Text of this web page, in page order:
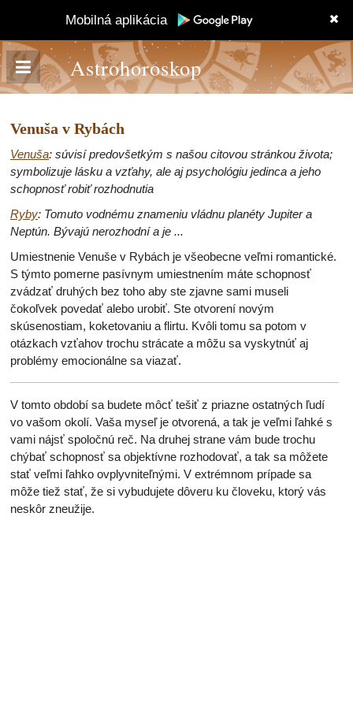
Mobilná aplikácia
Astrohoroskop
Venuša v Rybách
Venuša: súvisí predovšetkým s našou citovou stránkou života;
symbolizuje lásku a vzťahy, ale aj psychológiu jedinca a jeho
schopnosť robiť rozhodnutia
Ryby: Tomuto vodnému znameniu vládnu planéty Jupiter a
Neptún. Bývajú nerozhodní a je ...
Umiestnenie Venuše v Rybách je všeobecne veľmi romantické.
S týmto pomerne pasívnym umiestnením máte schopnosť
zvádzať druhých bez toho aby ste zjavne sami museli
čokoľvek povedať alebo urobiť. Ste otvorení novým
skúsenostiam, koketovaniu a flirtu. Kvôli tomu sa potom v
otázkach vzťahov trochu strácate a môžu sa vyskytnúť aj
problémy emocionálne sa viazať.
V tomto období sa budete môcť tešiť z priazne ostatných ľudí
vo vašom okolí. Vaša myseľ je otvorená, a tak je veľmi ľahké s
vami nájsť spoločnú reč. Na druhej strane vám bude trochu
chýbať schopnosť sa objektívne rozhodovať, a tak sa môžete
stať veľmi ľahko ovplyvniteľnými. V extrémnom prípade sa
môže tiež stať, že si vybudujete dôveru ku človeku, ktorý vás
neskôr zneužije.